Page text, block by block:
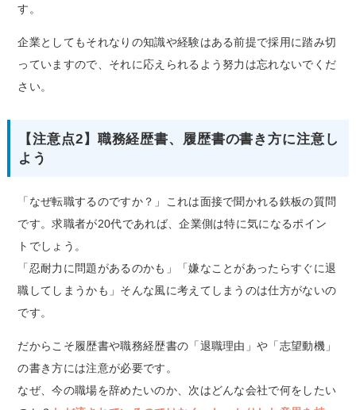
す。
企業としてもそれなりの知識や経験はある前提で採用に踏み切
っていますので、それに応えられるよう努力は忘れないでくだ
さい。
【注意点2】職務経歴書、履歴書の書き方に注意し
よう
「なぜ転職するのですか？」これは面接で聞かれる鉄板の質問
です。求職者が20代であれば、企業側は特に気になるポイン
トでしょう。
「忍耐力に問題があるのかも」「嫌なことがあったらすぐに退
職してしまうかも」そんな風に考えてしまうのは仕方がないの
です。
だからこそ履歴書や職務経歴書の「退職理由」や「志望動機」
の書き方には注意が必要です。
なぜ、今の職場を辞めたいのか、次はどんな会社で何をしたい